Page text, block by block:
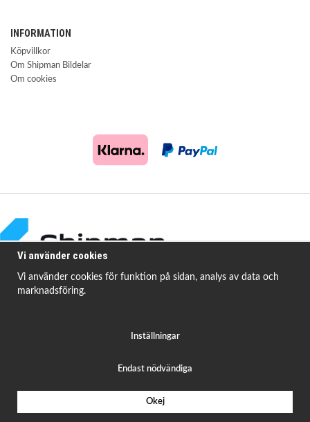
INFORMATION
Köpvillkor
Om Shipman Bildelar
Om cookies
vanligt förekommande fordonsproblem.
Vi använder cookies
Vi använder cookies för funktion på sidan, analys av data och
marknadsföring.
Inställningar
Endast nödvändiga
Okej